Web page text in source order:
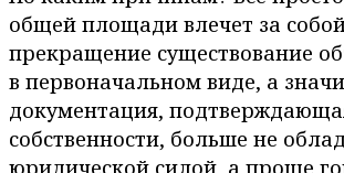
общей площади влечет за
прекращение существование
в первоначальном виде, а
документация,
собственности, больше не
юридической силой, а проще